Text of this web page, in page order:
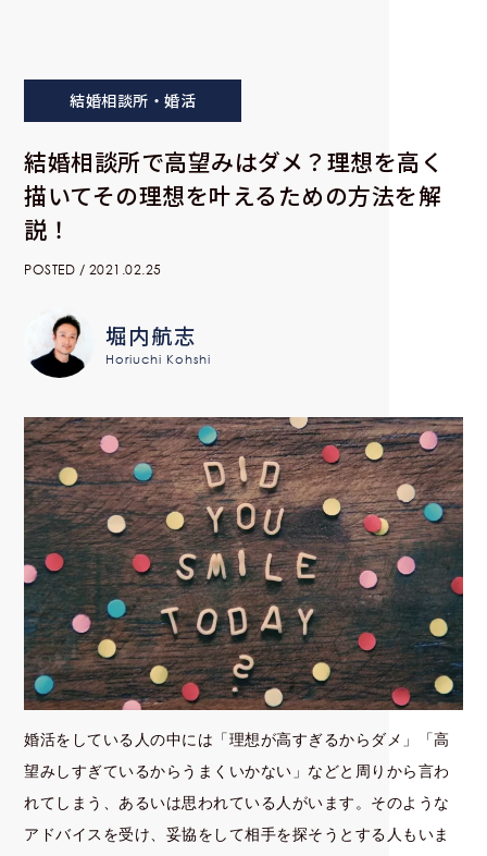
結婚相談所・婚活
結婚相談所で高望みはダメ？理想を高く
描いてその理想を叶えるための方法を解
説！
POSTED / 2021.02.25
堀内航志
Horiuchi Kohshi
婚活をしている人の中には「理想が高すぎるからダメ」「高
望みしすぎているからうまくいかない」などと周りから言わ
れてしまう、あるいは思われている人がいます。そのような
アドバイスを受け、妥協をして相手を探そうとする人もいま